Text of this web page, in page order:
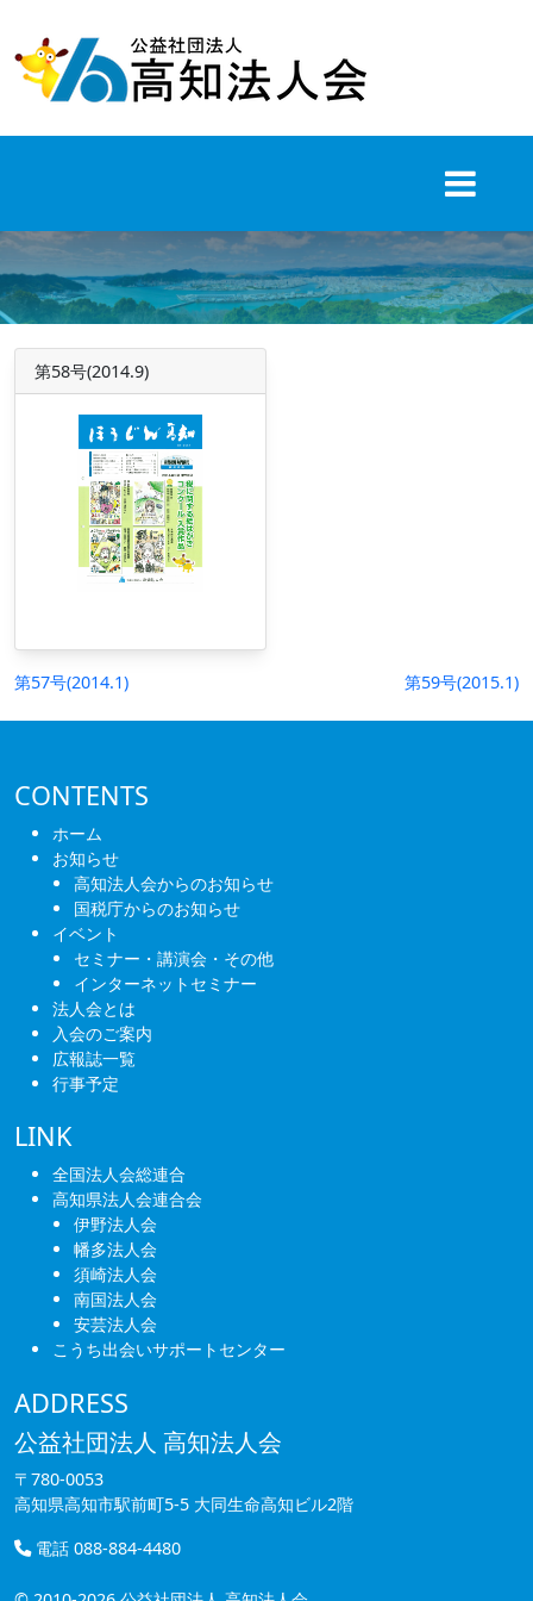
content
第58号(2014.9)
投
稿
ビ
ゲ
ー
ョ
第57号(2014.1) 第59号(2015.1)
CONTENTS
ホーム
お知らせ
高知法人会からのお知らせ
国税庁からのお知らせ
イベント
セミナー・講演会・その他
インターネットセミナー
法人会とは
入会のご案内
広報誌一覧
行事予定
LINK
全国法人会総連合
高知県法人会連合会
伊野法人会
幡多法人会
須崎法人会
南国法人会
安芸法人会
こうち出会いサポートセンター
ADDRESS
公益社団法人 高知法人会
〒780-0053
高知県高知市駅前町5-5 大同生命高知ビル2階
電話 088-884-4480